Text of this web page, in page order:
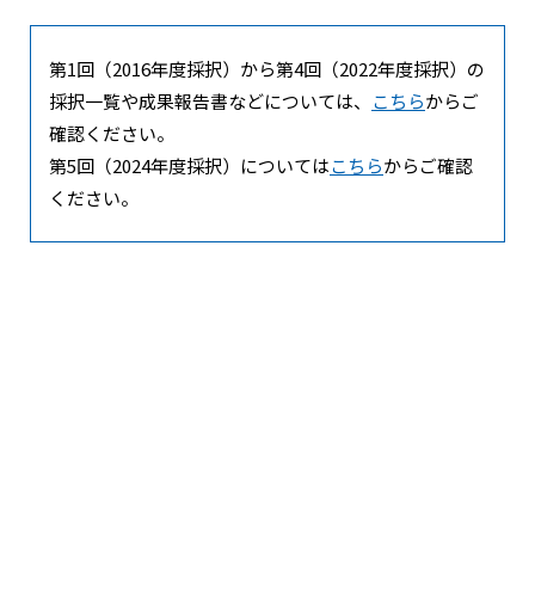
群馬大学
井上 雅博
第1回（2016年度採択）から第4回（2022年度採択）の
採択一覧や成果報告書などについては、 こちらからご
確認ください。
第5回（2024年度採択）についてはこちらからご確認
ください。